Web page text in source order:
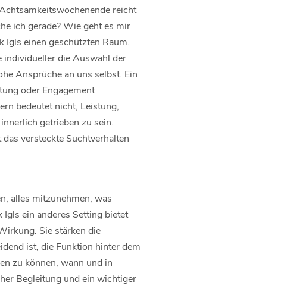
reicht
ich gerade? Wie geht es mir
einen geschützten Raum.
individueller die Auswahl der
Ansprüche an uns selbst. Ein
oder Engagement
bedeutet nicht, Leistung,
getrieben zu sein.
versteckte Suchtverhalten
alles mitzunehmen, was
ein anderes Setting bietet
Sie stärken die
ist, die Funktion hinter dem
zu können, wann und in
Begleitung und ein wichtiger